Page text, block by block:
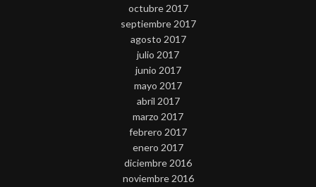
octubre 2017
septiembre 2017
agosto 2017
julio 2017
junio 2017
mayo 2017
abril 2017
marzo 2017
febrero 2017
enero 2017
diciembre 2016
noviembre 2016